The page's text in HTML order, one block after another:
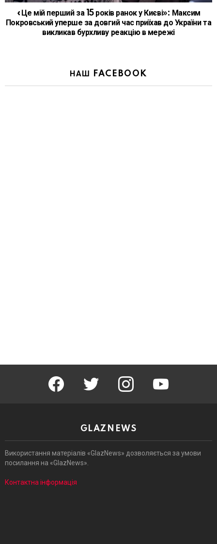
«Це мій перший за 15 років ранок у Києві»: Максим
Покровський уперше за довгий час приїхав до України та
викликав бурхливу реакцію в мережі
НАШ FACEBOOK
facebook twitter instagram
GLAZNEWS
Використання матеріалів «GlazNews» дозволяється за умови
посилання на «GlazNews».
Контактна інформація